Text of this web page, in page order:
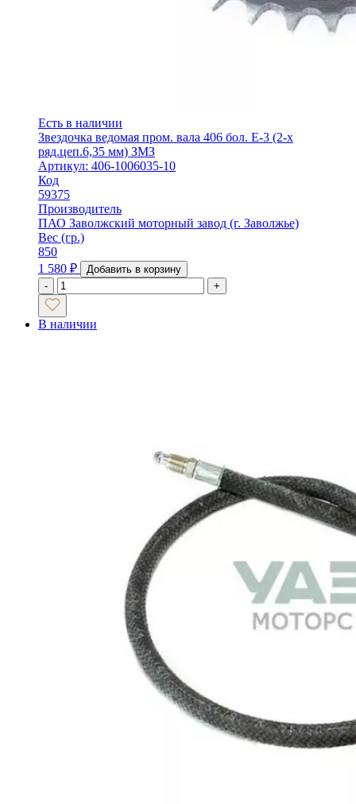
Есть в наличии
Звездочка ведомая пром. вала 406 бол. Е-3 (2-х
ряд.цеп.6,35 мм) ЗМЗ
Артикул: 406-1006035-10
Код
59375
Производитель
ПАО Заволжский моторный завод (г. Заволжье)
Вес (гр.)
850
1 580 ₽
Добавить в корзину
-
+
В наличии